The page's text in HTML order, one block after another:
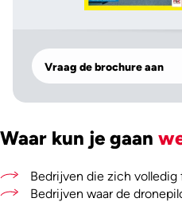
Vraag de brochure aan
Waar kun je gaan
Bedrijven die zich volledig
Bedrijven waar de